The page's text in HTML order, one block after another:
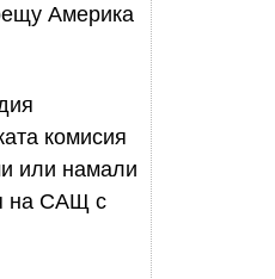
Америка
комисия
или намали
на САЩ с